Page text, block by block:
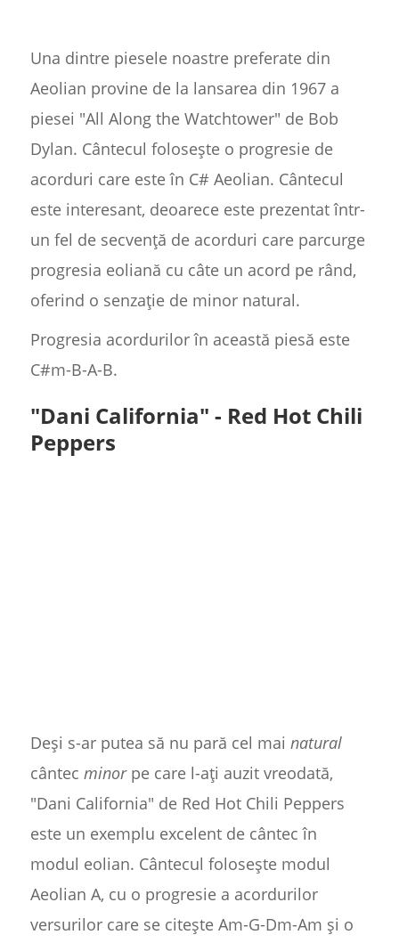
Una dintre piesele noastre preferate din
Aeolian provine de la lansarea din 1967 a
piesei "All Along the Watchtower" de Bob
Dylan. Cântecul folosește o progresie de
acorduri care este în C# Aeolian. Cântecul
este interesant, deoarece este prezentat într-
un fel de secvență de acorduri care parcurge
progresia eoliană cu câte un acord pe rând,
oferind o senzație de minor natural.
Progresia acordurilor în această piesă este
C#m-B-A-B.
"Dani California" - Red Hot Chili
Peppers
Deși s-ar putea să nu pară cel mai natural
cântec minorpe care l-ați auzit vreodată,
"Dani California" de Red Hot Chili Peppers
este un exemplu excelent de cântec în
modul eolian. Cântecul folosește modul
Aeolian A, cu o progresie a acordurilor
versurilor care se citește Am-G-Dm-Am și o